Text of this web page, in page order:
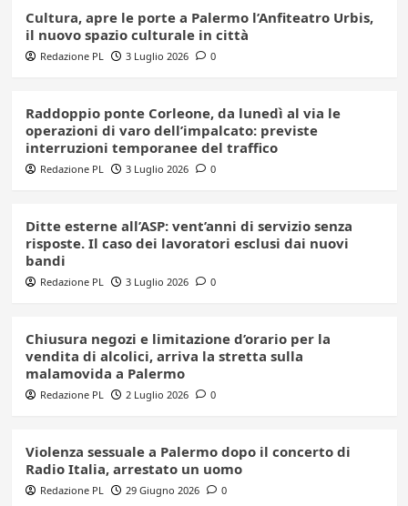
Cultura, apre le porte a Palermo l’Anfiteatro Urbis,
il nuovo spazio culturale in città
Redazione PL 3 Luglio 2026 0
Raddoppio ponte Corleone, da lunedì al via le
operazioni di varo dell’impalcato: previste
interruzioni temporanee del traffico
Redazione PL 3 Luglio 2026 0
Ditte esterne all’ASP: vent’anni di servizio senza
risposte. Il caso dei lavoratori esclusi dai nuovi
bandi
Redazione PL 3 Luglio 2026 0
Chiusura negozi e limitazione d’orario per la
vendita di alcolici, arriva la stretta sulla
malamovida a Palermo
Redazione PL 2 Luglio 2026 0
Violenza sessuale a Palermo dopo il concerto di
Radio Italia, arrestato un uomo
Redazione PL 29 Giugno 2026 0